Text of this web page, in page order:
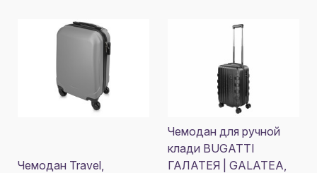
Чемодан Travel,
Чемодан для ручной
клади BUGATTI
ГАЛАТЕЯ | GALATEA,